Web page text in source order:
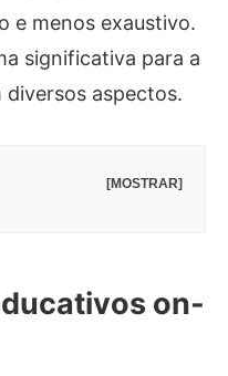
e menos exaustivo.
significativa para a
aspectos.
[MOSTRAR]
on-